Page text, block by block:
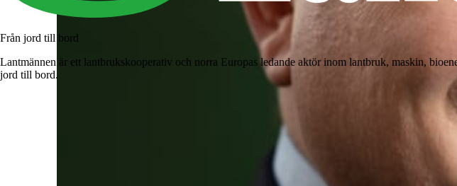
Från jord till bord
Lantmännen är ett lantbrukskooperativ och norra Europas ledande aktör inom lantbruk, maskin,
jord till bord.